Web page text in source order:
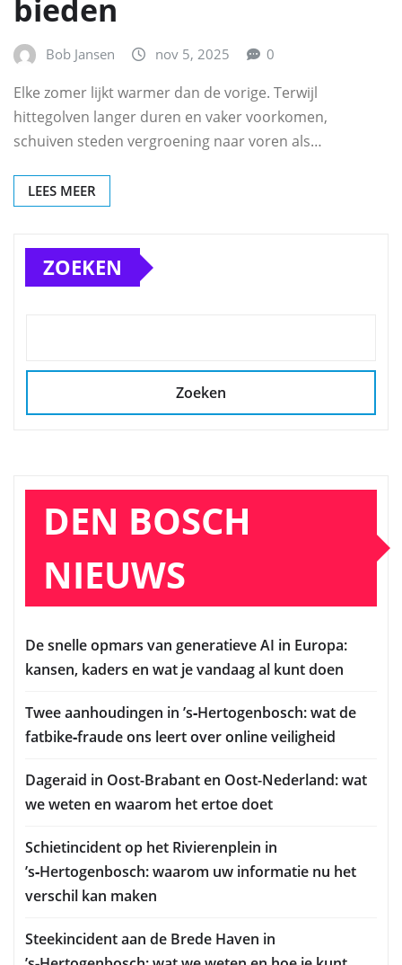
bieden
Bob Jansen nov 5, 2025 0
Elke zomer lijkt warmer dan de vorige. Terwijl
hittegolven langer duren en vaker voorkomen,
schuiven steden vergroening naar voren als…
LEES MEER
ZOEKEN
Zoeken
DEN BOSCH
NIEUWS
De snelle opmars van generatieve AI in Europa:
kansen, kaders en wat je vandaag al kunt doen
Twee aanhoudingen in ’s‑Hertogenbosch: wat de
fatbike‑fraude ons leert over online veiligheid
Dageraid in Oost-Brabant en Oost-Nederland: wat
we weten en waarom het ertoe doet
Schietincident op het Rivierenplein in
’s‑Hertogenbosch: waarom uw informatie nu het
verschil kan maken
Steekincident aan de Brede Haven in